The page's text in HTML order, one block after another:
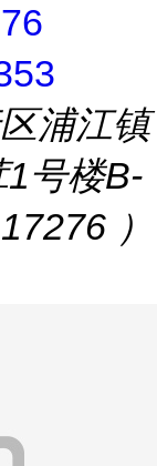
浦江镇
1号楼B-
）